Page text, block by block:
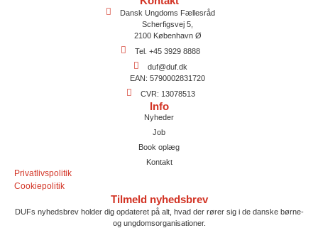
Dansk Ungdoms Fællesråd
Scherfigsvej 5,
2100 København Ø
Tel. +45 3929 8888
duf@duf.dk
EAN: 5790002831720
CVR: 13078513
Info
Nyheder
Job
Book oplæg
Kontakt
Privatlivspolitik
Cookiepolitik
Tilmeld nyhedsbrev
DUFs nyhedsbrev holder dig opdateret på alt, hvad der rører sig i de danske børne-
og ungdomsorganisationer.